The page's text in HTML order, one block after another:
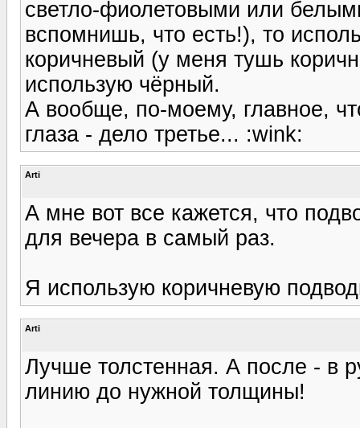
светло-фиолетовыми или
вспомнишь, что есть!), то
коричневый (у меня тушь
использую чёрный.
А вообще, по-моему, главное,
глаза - дело третье... :wink:
Arti
А мне вот все кажется, что
для вечера в самый раз.
Я использую коричневую
Arti
Лучше толстенная. А после - в
линию до нужной толщины!